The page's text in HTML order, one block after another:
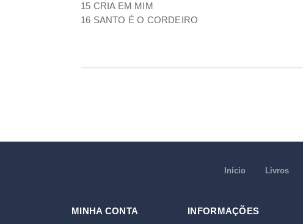
15 CRIA EM MIM
16 SANTO É O CORDEIRO
Início Livros
MINHA CONTA INFORMAÇÕES